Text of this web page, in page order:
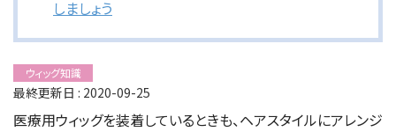
しましょう
ウィッグ知識
最終更新日 : 2020-09-25
医療用ウィッグを装着しているときも、ヘアスタイルにアレンジ